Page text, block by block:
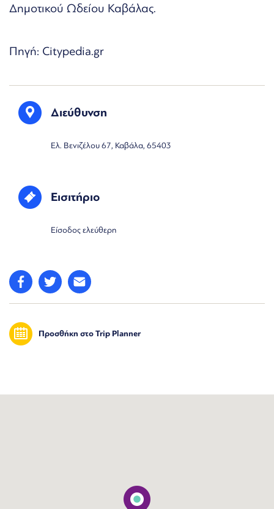
Δημοτικού Ωδείου Καβάλας.
Πηγή: Citypedia.gr
Διεύθυνση
Ελ. Βενιζέλου 67, Καβάλα, 65403
Εισιτήριο
Είσοδος ελεύθερη
Προσθήκη στο Trip Planner